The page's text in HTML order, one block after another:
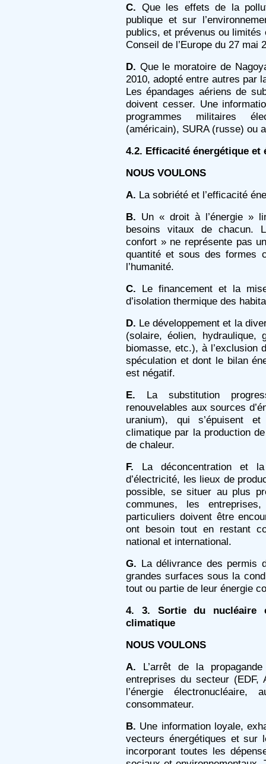
C. Que les effets de la
publique et sur
publics, et prévenus ou limités
Conseil de l’Europe du 27 mai
D. Que le moratoire de
2010, adopté entre autres par
Les épandages aériens de
doivent cesser. Une
programmes militaires
(américain), SURA (russe) ou
4.2. Efficacité énergétique et
NOUS VOULONS
A. La sobriété et l’efficacité
B. Un « droit à l’énergie »
besoins vitaux de chacun.
confort » ne représente pas
quantité et sous des formes
l’humanité.
C. Le financement et la
d’isolation thermique des
D. Le développement et la
(solaire, éolien, hydraulique,
biomasse, etc.), à l’exclusion
spéculation et dont le bilan
est négatif.
E. La substitution
renouvelables aux sources
uranium), qui s’épuisent
climatique par la production
de chaleur.
F. La déconcentration et
d’électricité, les lieux de
possible, se situer au plus
communes, les
particuliers doivent être
ont besoin tout en restant
national et international.
G. La délivrance des permis
grandes surfaces sous la
tout ou partie de leur énergie
4. 3. Sortie du nucléaire
climatique
NOUS VOULONS
A. L’arrêt de la
entreprises du secteur (EDF,
l’énergie
consommateur.
B. Une information loyale,
vecteurs énergétiques et sur
incorporant toutes les